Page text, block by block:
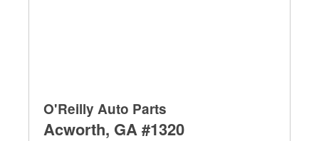
O'Reilly Auto Parts
Acworth, GA #1320